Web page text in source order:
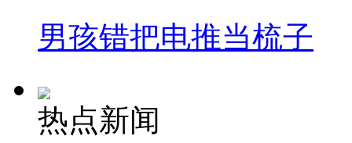
男孩错把电推当梳子
热点新闻